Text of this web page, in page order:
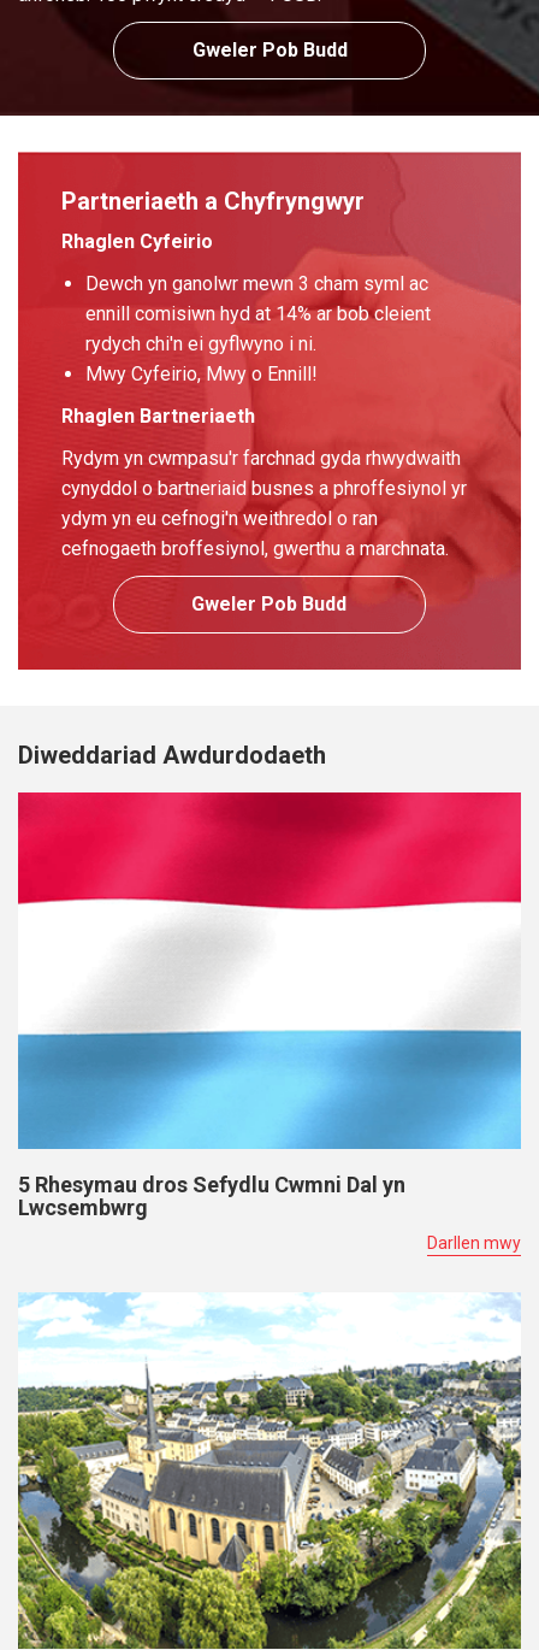
Gweler Pob Budd
Partneriaeth a Chyfryngwyr
Rhaglen Cyfeirio
Dewch yn ganolwr mewn 3 cham syml ac
ennill comisiwn hyd at 14% ar bob cleient
rydych chi'n ei gyflwyno i ni.
Mwy Cyfeirio, Mwy o Ennill!
Rhaglen Bartneriaeth
Rydym yn cwmpasu'r farchnad gyda rhwydwaith
cynyddol o bartneriaid busnes a phroffesiynol yr
ydym yn eu cefnogi'n weithredol o ran
cefnogaeth broffesiynol, gwerthu a marchnata.
Gweler Pob Budd
Diweddariad Awdurdodaeth
5 Rhesymau dros Sefydlu Cwmni Dal yn
Lwcsembwrg
Darllen mwy